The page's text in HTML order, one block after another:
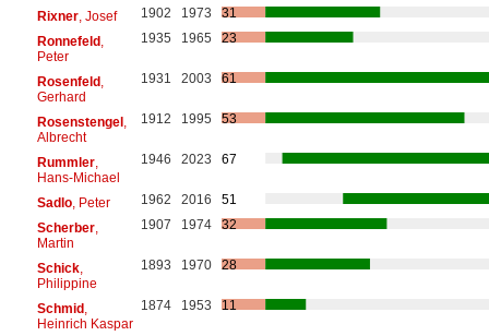
Rixner, Josef 1902 1973
31
Ronnefeld,
Peter
1935 1965 23
Rosenfeld,
Gerhard
1931 2003 61
Rosenstengel,
Albrecht
1912 1995 53
Rummler,
Hans-Michael
1946 2023 67
Sadlo, Peter 1962 2016
51
Scherber,
Martin
1907 1974 32
Schick,
Philippine
1893 1970 28
Schmid,
Heinrich Kaspar
1874 1953 11